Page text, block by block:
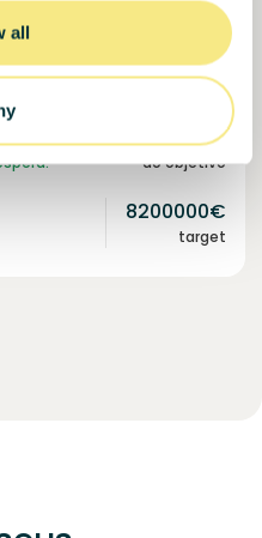
all
96
100%
do objetivo
8200000€
target